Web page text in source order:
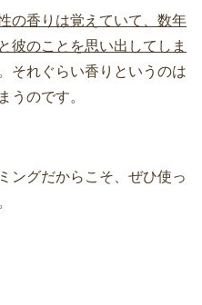
の香りは覚えていて、数年
彼のことを思い出してしま
それぐらい香りというのは
うのです。
ングだからこそ、ぜひ使っ